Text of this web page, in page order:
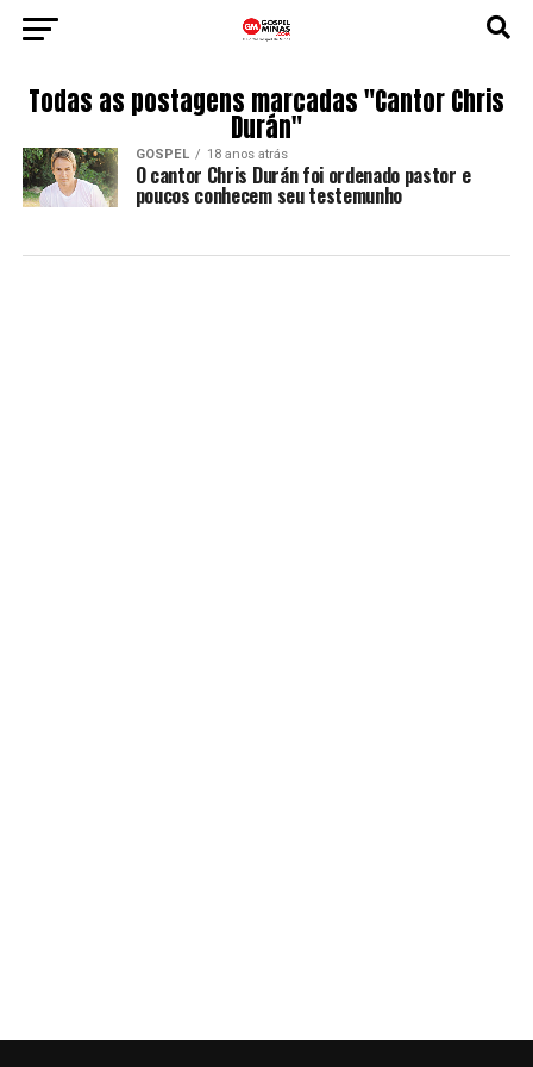
Todas as postagens marcadas "Cantor Chris
Durán"
GOSPEL 18 anos atrás
O cantor Chris Durán foi ordenado pastor e
poucos conhecem seu testemunho